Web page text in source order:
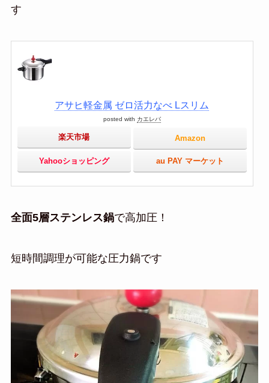
す
アサヒ軽金属 ゼロ活力なべ Lスリム
posted with カエレバ
楽天市場 Amazon
Yahooショッピング au PAY マーケット
全面5層ステンレス鍋で高加圧！
短時間調理が可能な圧力鍋です